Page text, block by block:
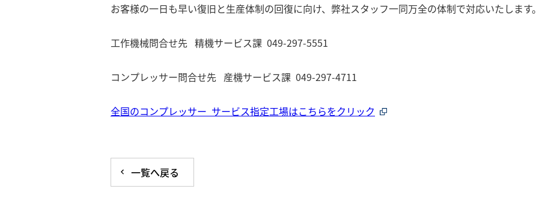
お客様の一日も早い復旧と生産体制の回復に向け、弊社スタッフ一同万全の体制で対応いたします。
工作機械問合せ先 精機サービス課 049-297-5551
コンプレッサー問合せ先 産機サービス課 049-297-4711
全国のコンプレッサー サービス指定工場はこちらをクリック
一覧へ戻る